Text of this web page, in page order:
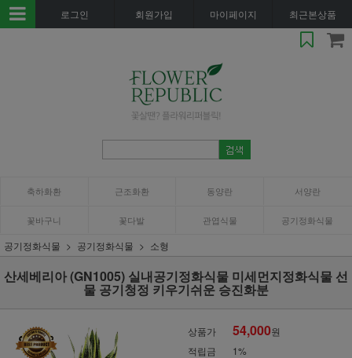
로그인 회원가입 마이페이지 최근본상품
축하화환 근조화환 동양란 서양란
꽃바구니 꽃다발 관엽식물 공기정화식물
공기정화식물 공기정화식물 소형
산세베리아 (GN1005) 실내공기정화식물 미세먼지정화식물 선
물 공기청정 키우기쉬운 승진화분
상품가 54,000원
적립금
1%